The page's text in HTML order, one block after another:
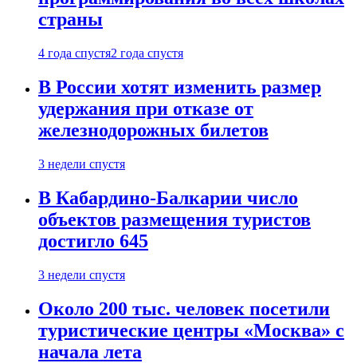
страны
4 года спустя2 года спустя
В России хотят изменить размер
удержания при отказе от
железнодорожных билетов
3 недели спустя
В Кабардино-Балкарии число
объектов размещения туристов
достигло 645
3 недели спустя
Около 200 тыс. человек посетили
туристические центры «Москва» с
начала лета